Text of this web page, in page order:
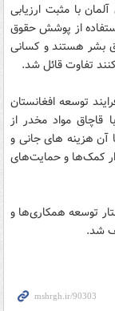
با مثبت ارزیابی
از پوشش حقوق
بشر هستند و کسانی
تفاوت قائل شد.
توسعه افغانستان
قاچاق مواد مخدر از
آن هزینه های جانی و
کمک‌ها و حمایت‌های
توسعه همکاری‌ها و
شد.